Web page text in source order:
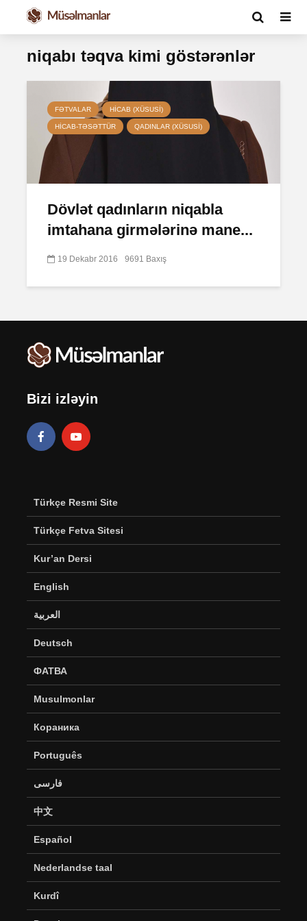
niqabı təqva kimi göstərənlər
FƏTVALAR HICAB (XÜSUSI)
HICAB-TƏSƏTTÜR QADINLAR (XÜSUSI)
Dövlət qadınların niqabla
imtahana girmələrinə mane...
19 Dekabr 2016 9691 Baxış
Bizi izləyin
Türkçe Resmi Site
Türkçe Fetva Sitesi
Kur’an Dersi
English
العربية
Deutsch
ФАТВА
Musulmonlar
Кораника
Português
فارسی
中文
Español
Nederlandse taal
Kurdî